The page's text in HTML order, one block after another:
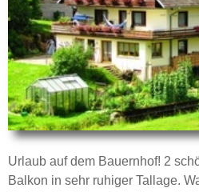
Urlaub auf dem Bauernhof! 2
Balkon in sehr ruhiger Tallage.